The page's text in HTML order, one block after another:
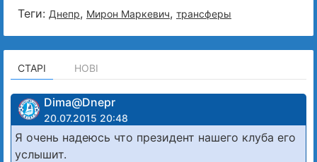
Теги: Днепр, Мирон Маркевич, трансферы
СТАРІ НОВІ
Dima@Dnepr
20.07.2015 20:48
Я очень надеюсь что президент нашего клуба его
услышит.